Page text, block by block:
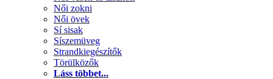
Női zokni
Női övek
Sí sisak
Síszemüveg
Strandkiegészítők
Törülközők
Láss többet...